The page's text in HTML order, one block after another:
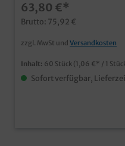
Pfannkuchen in einer
Größe der Krapfen ansprechendes Neutralmotiv, ideal
für die
aus Papier, natürlich
von 5000 Stück auch
einfach unseren
63,80 €*
Brutto: 75,92 €
zzgl. MwSt und Versandkosten
Inhalt: 60 Stück (1,06 €* / 1
Sofort verfügbar,